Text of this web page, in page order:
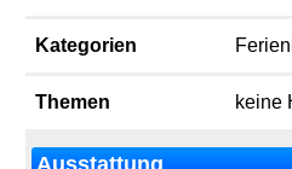
Kategorien
Themen keine
Ausstattung